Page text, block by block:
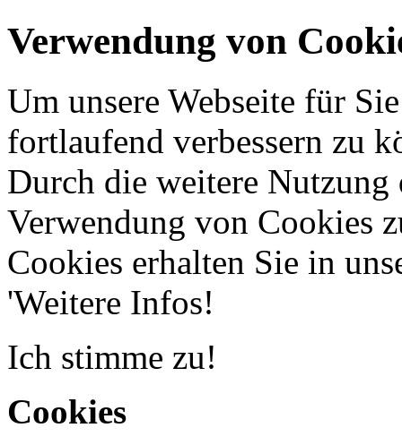
Verwendung von
Um unsere Webseite für
fortlaufend verbessern zu
Durch die weitere Nutzung
Verwendung von Cookies
Cookies erhalten Sie in
'Weitere Infos!
Ich stimme zu!
Cookies